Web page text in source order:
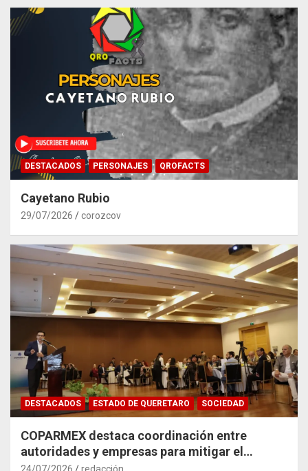
DESTACADOS PERSONAJES QROFACTS
Cayetano Rubio
29/07/2026 corozcov
DESTACADOS ESTADO DE QUERETARO SOCIEDAD
COPARMEX destaca coordinación entre
autoridades y empresas para mitigar el
impacto del Tren México–Querétaro